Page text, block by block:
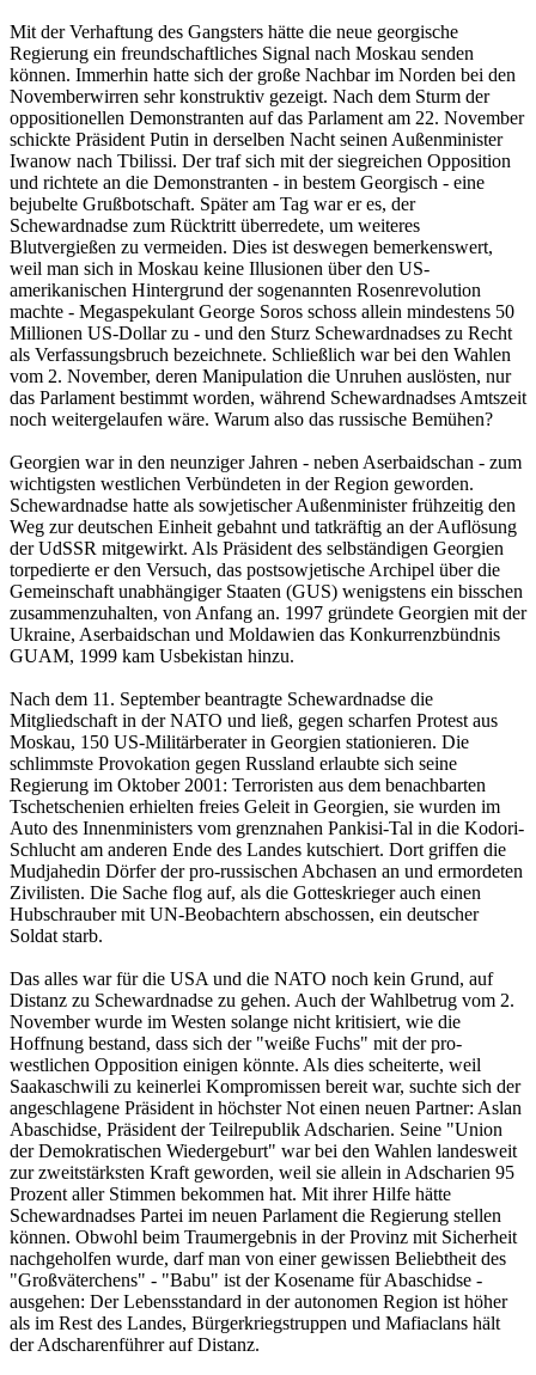
Mit der Verhaftung des Gangsters hätte die neue georgische
Regierung ein freundschaftliches Signal nach Moskau senden
können. Immerhin hatte sich der große Nachbar im Norden bei den
Novemberwirren sehr konstruktiv gezeigt. Nach dem Sturm der
oppositionellen Demonstranten auf das Parlament am 22. November
schickte Präsident Putin in derselben Nacht seinen Außenminister
Iwanow nach Tbilissi. Der traf sich mit der siegreichen Opposition
und richtete an die Demonstranten - in bestem Georgisch - eine
bejubelte Grußbotschaft. Später am Tag war er es, der
Schewardnadse zum Rücktritt überredete, um weiteres
Blutvergießen zu vermeiden. Dies ist deswegen bemerkenswert,
weil man sich in Moskau keine Illusionen über den US-
amerikanischen Hintergrund der sogenannten Rosenrevolution
machte - Megaspekulant George Soros schoss allein mindestens 50
Millionen US-Dollar zu - und den Sturz Schewardnadses zu Recht
als Verfassungsbruch bezeichnete. Schließlich war bei den Wahlen
vom 2. November, deren Manipulation die Unruhen auslösten, nur
das Parlament bestimmt worden, während Schewardnadses Amtszeit
noch weitergelaufen wäre. Warum also das russische Bemühen?
Georgien war in den neunziger Jahren - neben Aserbaidschan - zum
wichtigsten westlichen Verbündeten in der Region geworden.
Schewardnadse hatte als sowjetischer Außenminister frühzeitig den
Weg zur deutschen Einheit gebahnt und tatkräftig an der Auflösung
der UdSSR mitgewirkt. Als Präsident des selbständigen Georgien
torpedierte er den Versuch, das postsowjetische Archipel über die
Gemeinschaft unabhängiger Staaten (GUS) wenigstens ein bisschen
zusammenzuhalten, von Anfang an. 1997 gründete Georgien mit der
Ukraine, Aserbaidschan und Moldawien das Konkurrenzbündnis
GUAM, 1999 kam Usbekistan hinzu.
Nach dem 11. September beantragte Schewardnadse die
Mitgliedschaft in der NATO und ließ, gegen scharfen Protest aus
Moskau, 150 US-Militärberater in Georgien stationieren. Die
schlimmste Provokation gegen Russland erlaubte sich seine
Regierung im Oktober 2001: Terroristen aus dem benachbarten
Tschetschenien erhielten freies Geleit in Georgien, sie wurden im
Auto des Innenministers vom grenznahen Pankisi-Tal in die Kodori-
Schlucht am anderen Ende des Landes kutschiert. Dort griffen die
Mudjahedin Dörfer der pro-russischen Abchasen an und ermordeten
Zivilisten. Die Sache flog auf, als die Gotteskrieger auch einen
Hubschrauber mit UN-Beobachtern abschossen, ein deutscher
Soldat starb.
Das alles war für die USA und die NATO noch kein Grund, auf
Distanz zu Schewardnadse zu gehen. Auch der Wahlbetrug vom 2.
November wurde im Westen solange nicht kritisiert, wie die
Hoffnung bestand, dass sich der "weiße Fuchs" mit der pro-
westlichen Opposition einigen könnte. Als dies scheiterte, weil
Saakaschwili zu keinerlei Kompromissen bereit war, suchte sich der
angeschlagene Präsident in höchster Not einen neuen Partner: Aslan
Abaschidse, Präsident der Teilrepublik Adscharien. Seine "Union
der Demokratischen Wiedergeburt" war bei den Wahlen landesweit
zur zweitstärksten Kraft geworden, weil sie allein in Adscharien 95
Prozent aller Stimmen bekommen hat. Mit ihrer Hilfe hätte
Schewardnadses Partei im neuen Parlament die Regierung stellen
können. Obwohl beim Traumergebnis in der Provinz mit Sicherheit
nachgeholfen wurde, darf man von einer gewissen Beliebtheit des
"Großväterchens" - "Babu" ist der Kosename für Abaschidse -
ausgehen: Der Lebensstandard in der autonomen Region ist höher
als im Rest des Landes, Bürgerkriegstruppen und Mafiaclans hält
der Adscharenführer auf Distanz.